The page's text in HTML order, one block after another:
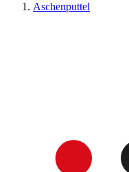
Aschenputtel